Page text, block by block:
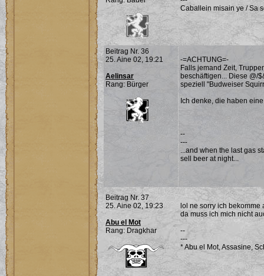
Caballein misain ye / Sa
Beitrag Nr. 36
25. Aine 02, 19:21
Aelinsar
Rang: Bürger
-=ACHTUNG=-
Falls jemand Zeit,
beschäftigen... Diese @/
speziell "Budweiser
Ich denke, die haben
--
---
...and when the last gas
sell beer at night...
Beitrag Nr. 37
25. Aine 02, 19:23
Abu el Mot
Rang: Dragkhar
lol ne sorry ich
da muss ich mich nicht
--
---
* Abu el Mot, Assasine,